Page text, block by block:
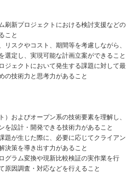
刷新プロジェクトにおける検討支援などの
こと
リスクやコスト、期間等を考慮しながら、
選定し、実現可能な計画立案ができること
ジェクトにおいて発生する課題に対して最
の技術力と思考力があること
）およびオープン系の技術要素を理解し、
を設計・開発できる技術力があること
題が生じた際に、必要に応じてクライアン
決策を導き出す力があること
グラム変換や現新比較検証の実作業を行
原因調査・対応などを行えること